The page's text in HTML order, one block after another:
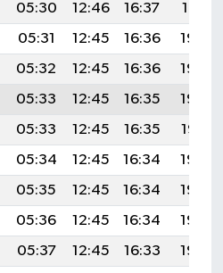
05:30 12:46 16:37
19:51
05:31 12:45 16:36
19:50
05:32 12:45 16:36
19:49
05:33 12:45 16:35
19:48
05:33 12:45 16:35
19:47
05:34 12:45 16:34
19:46
05:35 12:45 16:34
19:44
05:36 12:45 16:34
19:43
05:37 12:45 16:33
19:42